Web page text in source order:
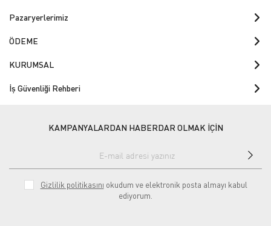
Pazaryerlerimiz
ÖDEME
KURUMSAL
İş Güvenliği Rehberi
KAMPANYALARDAN HABERDAR OLMAK İÇİN
Gizlilik politikasını okudum ve elektronik posta almayı kabul
ediyorum.